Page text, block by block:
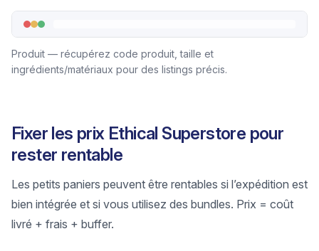
Produit — récupérez code produit, taille et
ingrédients/matériaux pour des listings précis.
Fixer les prix Ethical Superstore pour
rester rentable
Les petits paniers peuvent être rentables si l’expédition est
bien intégrée et si vous utilisez des bundles. Prix = coût
livré + frais + buffer.